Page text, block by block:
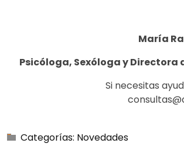
María
Psicóloga, Sexóloga y Directora
Si necesitas
Categorías: Novedades